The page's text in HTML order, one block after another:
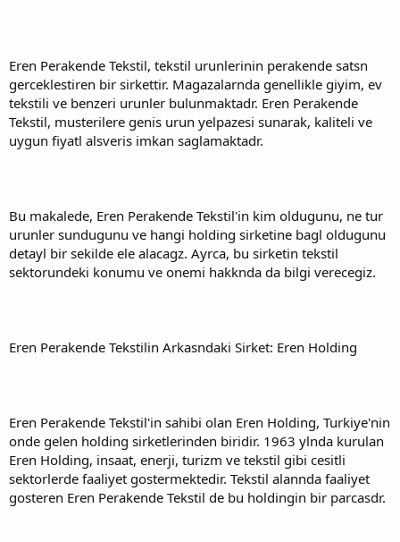
Eren Perakende Tekstil, tekstil urunlerinin perakende satsn
gerceklestiren bir sirkettir. Magazalarnda genellikle giyim, ev
tekstili ve benzeri urunler bulunmaktadr. Eren Perakende
Tekstil, musterilere genis urun yelpazesi sunarak, kaliteli ve
uygun fiyatl alsveris imkan saglamaktadr.
Bu makalede, Eren Perakende Tekstil'in kim oldugunu, ne tur
urunler sundugunu ve hangi holding sirketine bagl oldugunu
detayl bir sekilde ele alacagz. Ayrca, bu sirketin tekstil
sektorundeki konumu ve onemi hakknda da bilgi verecegiz.
Eren Perakende Tekstilin Arkasndaki Sirket: Eren Holding
Eren Perakende Tekstil'in sahibi olan Eren Holding, Turkiye'nin
onde gelen holding sirketlerinden biridir. 1963 ylnda kurulan
Eren Holding, insaat, enerji, turizm ve tekstil gibi cesitli
sektorlerde faaliyet gostermektedir. Tekstil alannda faaliyet
gosteren Eren Perakende Tekstil de bu holdingin bir parcasdr.